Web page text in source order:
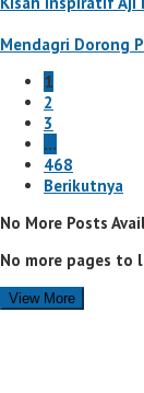
Mendagri Dorong
1
2
3
…
468
Berikutnya
No More Posts
No more pages to
View More